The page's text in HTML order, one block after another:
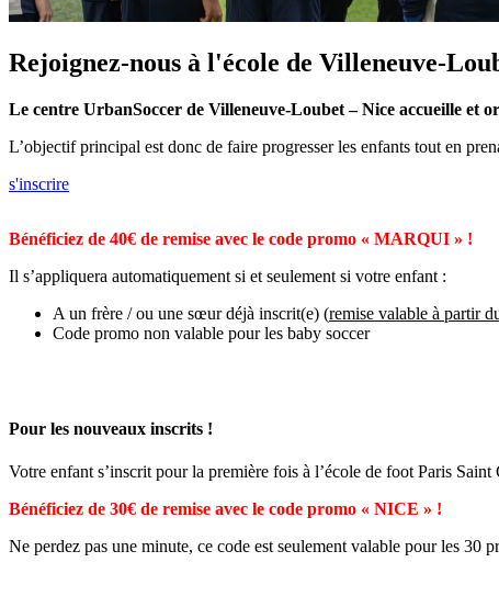
Rejoignez-nous à l'école de Villeneuve-
Le centre UrbanSoccer de Villeneuve-Loubet – Nice accueille et
L’objectif principal est donc de faire progresser les enfants tout en
s'inscrire
Bénéficiez de 40€ de remise avec le code promo « MARQUI » !
Il s’appliquera automatiquement si et seulement si votre enfant :
A un frère / ou une sœur déjà inscrit(e) (remise valable à partir
Code promo non valable pour les baby soccer
Pour les nouveaux inscrits !
Votre enfant s’inscrit pour la première fois à l’école de foot Paris
Bénéficiez de 30€ de remise avec le code promo « NICE » !
Ne perdez pas une minute, ce code est seulement valable pour les 30